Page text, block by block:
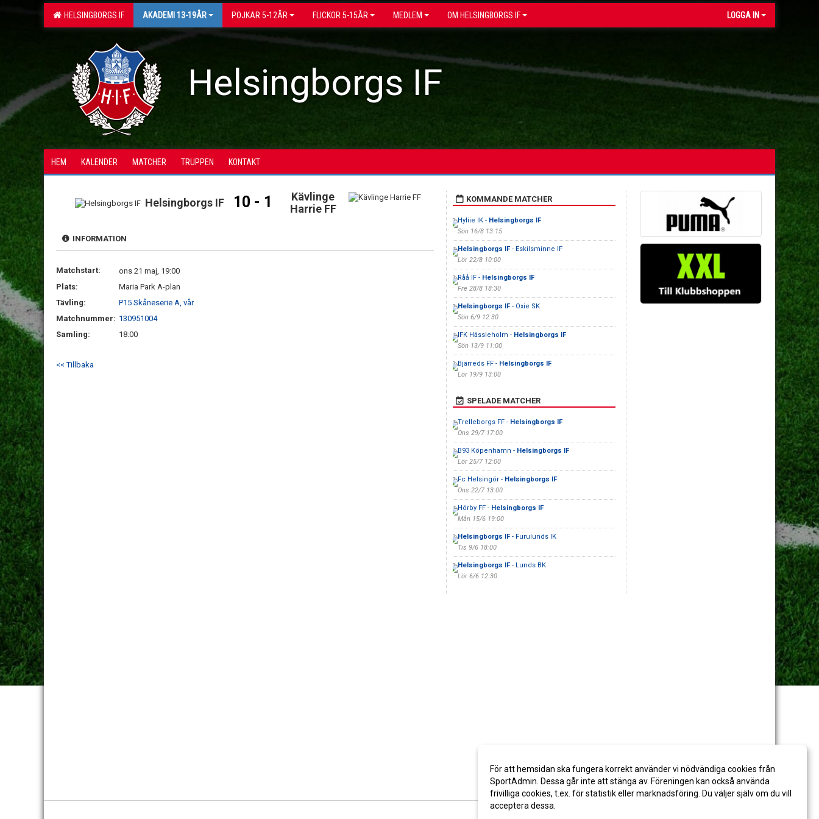
HELSINGBORGS IF AKADEMI 13-19ÅR POJKAR 5-12ÅR FLICKOR 5-15ÅR MEDLEM OM HELSINGBORGS IF LOGGA IN
Helsingborgs IF
HEM KALENDER MATCHER TRUPPEN KONTAKT
Helsingborgs IF 10 - 1
Kävlinge
Harrie FF
INFORMATION
Matchstart:
ons 21 maj, 19:00
Plats:
Maria Park A-plan
Tävling:
P15 Skåneserie A, vår
Matchnummer: 130951004
Samling:
18:00
<< Tillbaka
KOMMANDE MATCHER
Hyliie IK - Helsingborgs IF
Sön 16/8 13:15
Helsingborgs IF- Eskilsminne IF
Lör 22/8 10:00
Råå IF - Helsingborgs IF
Fre 28/8 18:30
Helsingborgs IF- Oxie SK
Sön 6/9 12:30
IFK Hässleholm - Helsingborgs IF
Sön 13/9 11:00
Bjärreds FF - Helsingborgs IF
Lör 19/9 13:00
SPELADE MATCHER
Trelleborgs FF - Helsingborgs IF
Ons 29/7 17:00
B93 Köpenhamn - Helsingborgs IF
Lör 25/7 12:00
Fc Helsingör - Helsingborgs IF
Ons 22/7 13:00
Hörby FF - Helsingborgs IF
Mån 15/6 19:00
Helsingborgs IF- Furulunds IK
Tis 9/6 18:00
Helsingborgs IF- Lunds BK
Lör 6/6 12:30
För att hemsidan ska fungera korrekt använder vi nödvändiga cookies från
SportAdmin. Dessa går inte att stänga av. Föreningen kan också använda
frivilliga cookies, t.ex. för statistik eller marknadsföring. Du väljer själv om du vill
acceptera dessa.